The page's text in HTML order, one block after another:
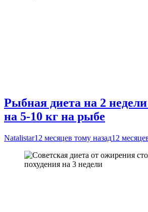
Рыбная диета на 2 недели
на 5-10 кг на рыбе
Natalistar12 месяцев тому назад12